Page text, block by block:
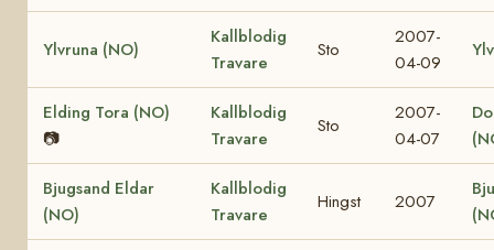
Ylvruna (NO)
Kallblodig
Travare
Sto
2007-
04-09
Elding Tora (NO)
📷
Kallblodig
Travare
Sto
2007-
04-07
Bjugsand Eldar
(NO)
Kallblodig
Travare
Hingst 2007